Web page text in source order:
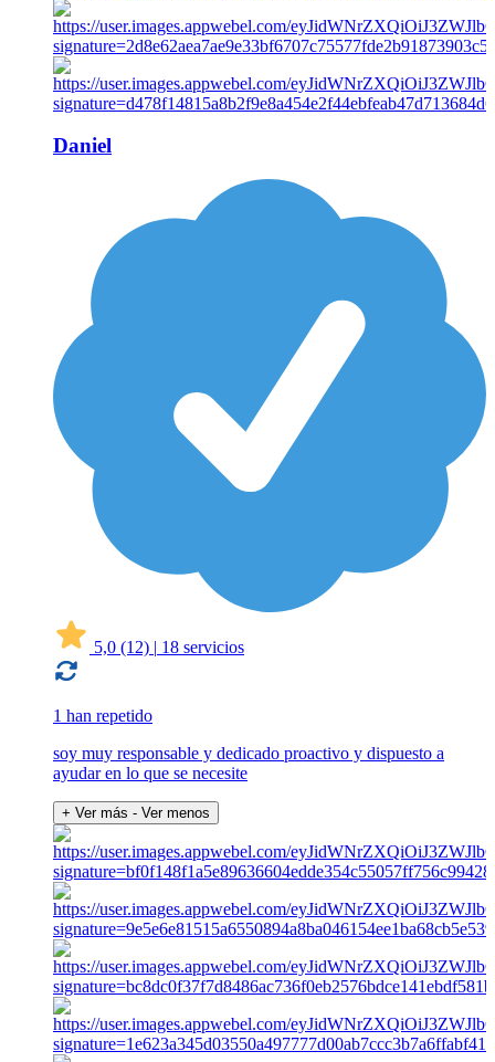
Daniel
5,0 (12) | 18 servicios
1 han repetido
soy muy responsable y dedicado proactivo y dispuesto a
ayudar en lo que se necesite
+ Ver más - Ver menos